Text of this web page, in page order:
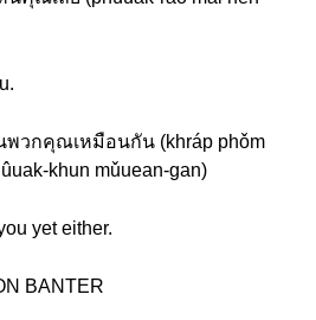
พวกคุณเหมือนกัน (khráp phǒm
khun mǔuean-gan)
yet either.
BANTER